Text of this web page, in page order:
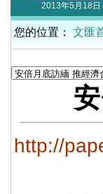
2013年5月18日
您的位置： 文匯
http://